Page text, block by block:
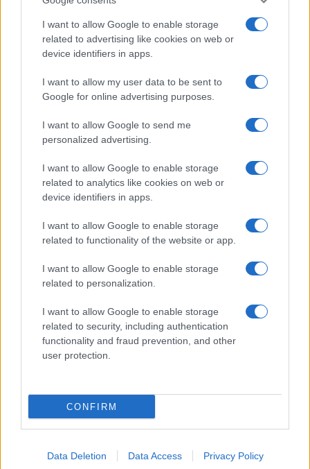
I want to allow Google to enable storage
related to advertising like cookies on web or
device identifiers in apps.
I want to allow my user data to be sent to
Google for online advertising purposes.
I want to allow Google to send me
personalized advertising.
I want to allow Google to enable storage
related to analytics like cookies on web or
device identifiers in apps.
I want to allow Google to enable storage
related to functionality of the website or app.
I want to allow Google to enable storage
related to personalization.
I want to allow Google to enable storage
related to security, including authentication
functionality and fraud prevention, and other
user protection.
CONFIRM
Data Deletion Data Access Privacy Policy
Brentolie daalt naar 88.9 dollar: een week van dalende
grondstoffenprijzen
Sanne De Vries · 7 aug 2026
NEWS
Brentolie daalt naar 88.9 dollar: grondstoffen onder druk
NEWS